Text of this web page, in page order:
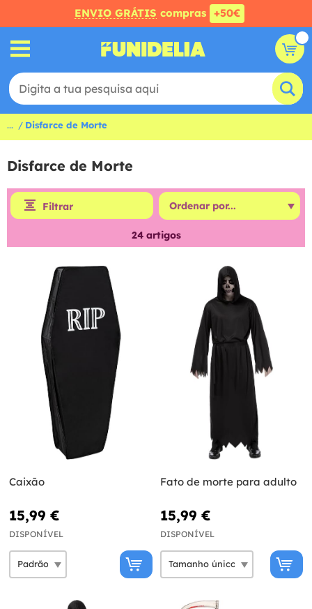
ENVIO GRÁTIS compras +50€
... Disfarce de Morte
Disfarce de Morte
Filtrar
24artigos
Caixão
15,99 €
DISPONÍVEL
Fato de morte para adulto
15,99 €
DISPONÍVEL